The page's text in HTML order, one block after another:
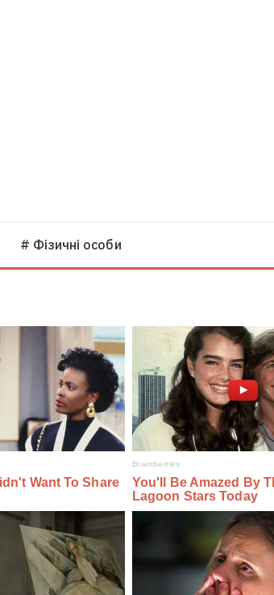
# Фізичні особи